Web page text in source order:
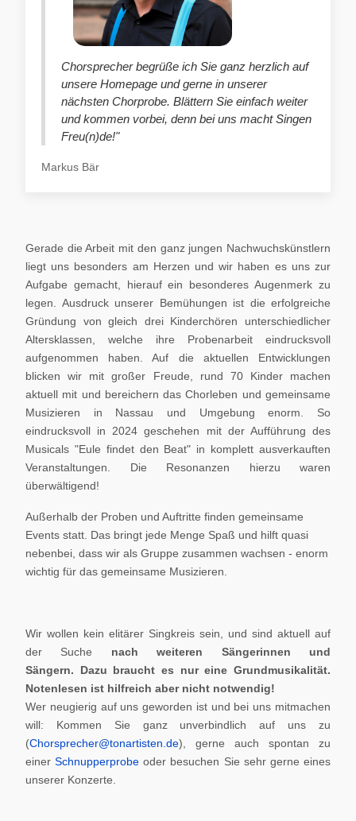
Chorsprecher begrüße ich Sie ganz herzlich auf
unsere Homepage und gerne in unserer
nächsten Chorprobe. Blättern Sie einfach weiter
und kommen vorbei, denn bei uns macht Singen
Freu(n)de!"
Markus Bär
Gerade die Arbeit mit den ganz jungen Nachwuchskünstlern
liegt uns besonders am Herzen und wir haben es uns zur
Aufgabe gemacht, hierauf ein besonderes Augenmerk zu
legen. Ausdruck unserer Bemühungen ist die erfolgreiche
Gründung von gleich drei Kinderchören unterschiedlicher
Altersklassen, welche ihre Probenarbeit eindrucksvoll
aufgenommen haben. Auf die aktuellen Entwicklungen
blicken wir mit großer Freude, rund 70 Kinder machen
aktuell mit und bereichern das Chorleben und gemeinsame
Musizieren in Nassau und Umgebung enorm. So
eindrucksvoll in 2024 geschehen mit der Aufführung des
Musicals "Eule findet den Beat" in komplett ausverkauften
Veranstaltungen. Die Resonanzen hierzu waren
überwältigend!
Außerhalb der Proben und Auftritte finden gemeinsame
Events statt. Das bringt jede Menge Spaß und hilft quasi
nebenbei, dass wir als Gruppe zusammen wachsen - enorm
wichtig für das gemeinsame Musizieren.
Wir wollen kein elitärer Singkreis sein, und sind aktuell auf
der Suche nach weiteren Sängerinnen und
Sängern. Dazu braucht es nur eine Grundmusikalität.
Notenlesen ist hilfreich aber nicht notwendig!
Wer neugierig auf uns geworden ist und bei uns mitmachen
will: Kommen Sie ganz unverbindlich auf uns zu
(Chorsprecher@tonartisten.de), gerne auch spontan zu
einerSchnupperprobe oder besuchen Sie sehr gerne eines
unserer Konzerte.